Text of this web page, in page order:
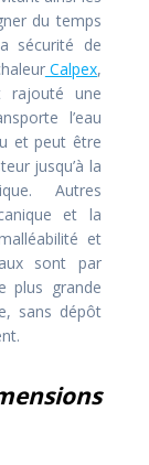
du temps
sécurité de
Calpex,
rajouté une
l’eau
et peut être
jusqu’à la
Autres
et la
et
sont par
plus grande
sans dépôt